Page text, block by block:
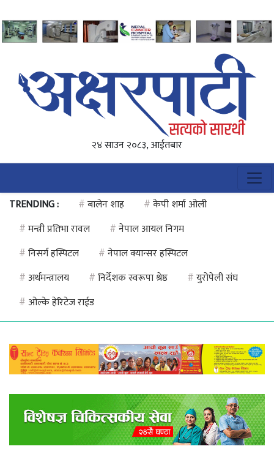
२४ साउन २०८३, आईतबार
TRENDING : #बालेन शाह #केपी शर्मा ओली
#मन्त्री प्रतिभा रावल #नेपाल आयल निगम
#निसर्ग हस्पिटल #नेपाल क्यान्सर हस्पिटल
#अर्थमन्त्रालय #निर्देशक स्वरूपा श्रेष्ठ #युरोपेली संघ
# ओल्के हेरिटेज राईड